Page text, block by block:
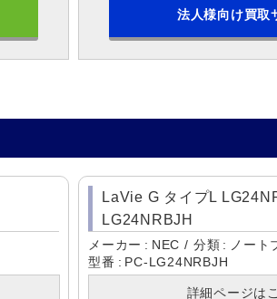
法人様向け買取
LaVie G タイプL
LG24NRBJH
メーカー NEC 分類
ノート
型番
PC-LG24NRBJH
詳細ページは